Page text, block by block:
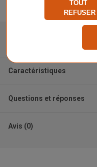
Signaler un problème
Caractéristiques
Questions et réponses
Avis (0)
TOUT
REFUSER